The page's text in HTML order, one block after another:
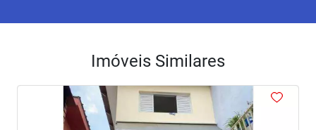
Imóveis Similares